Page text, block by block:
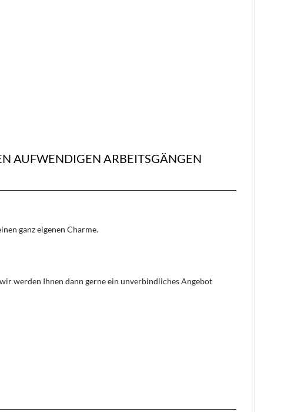
AUFWENDIGEN ARBEITSGÄNGEN
ganz eigenen Charme.
werden Ihnen dann gerne ein unverbindliches Angebot